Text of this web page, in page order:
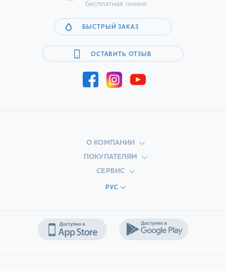
бесплатная линия
БЫСТРЫЙ ЗАКАЗ
ОСТАВИТЬ ОТЗЫВ
О КОМПАНИИ
ПОКУПАТЕЛЯМ
СЕРВИС
РУС